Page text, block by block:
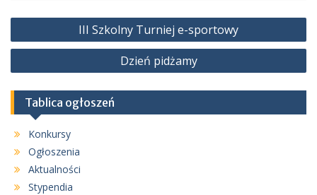
Nawigacja
wpisu
III Szkolny Turniej e-sportowy
Dzień pidżamy
Tablica ogłoszeń
Konkursy
Ogłoszenia
Aktualności
Stypendia